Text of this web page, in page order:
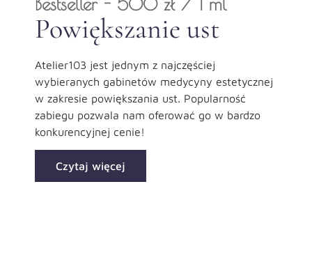
Powiększanie ust
Atelier103 jest jednym z najczęściej
wybieranych gabinetów medycyny estetycznej
w zakresie powiększania ust. Popularność
zabiegu pozwala nam oferować go w bardzo
konkurencyjnej cenie!
Czytaj więcej